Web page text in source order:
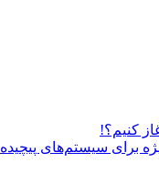
کنیم؟!
برای سیستم‌های پیچیده